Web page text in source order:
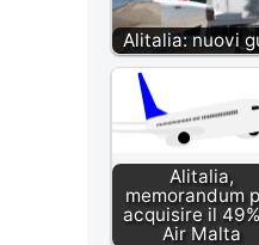
Alitalia: nuovi
Alitalia,
memorandum
acquisire il
Air Malta